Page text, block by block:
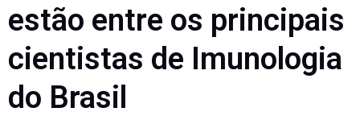
estão entre os principais
cientistas de Imunologia
do Brasil